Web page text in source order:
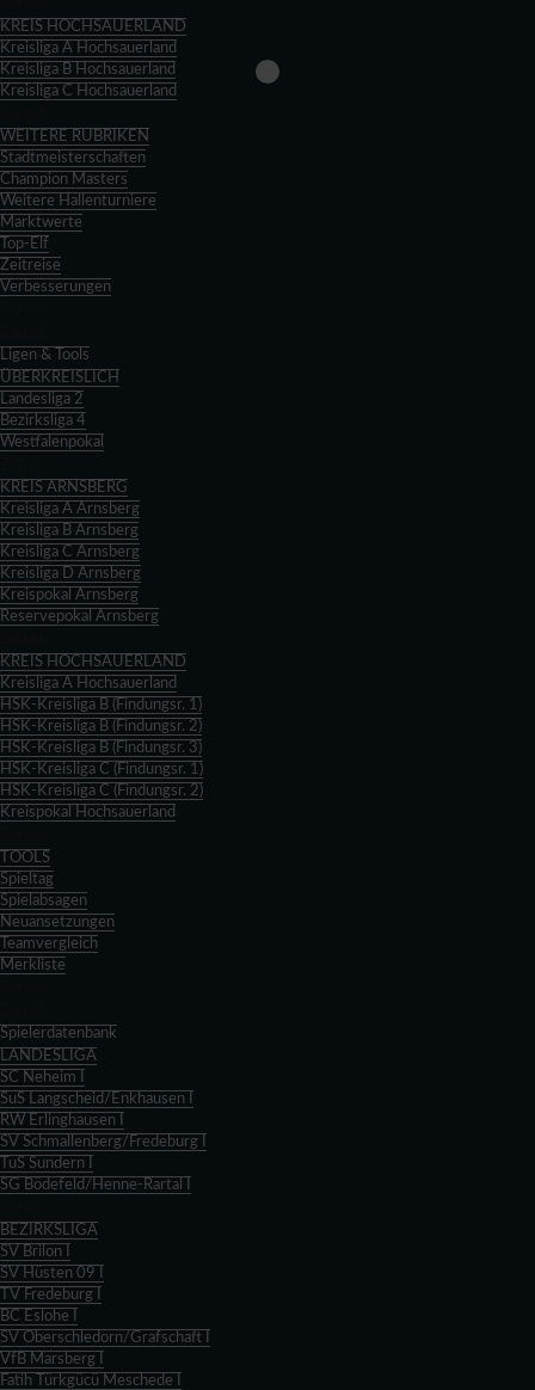
KREIS HOCHSAUERLAND
Kreisliga A Hochsauerland
Kreisliga B Hochsauerland
Kreisliga C Hochsauerland
WEITERE RUBRIKEN
Stadtmeisterschaften
Champion Masters
Weitere Hallenturniere
Marktwerte
Top-Elf
Zeitreise
Verbesserungen
Ligen & Tools
ÜBERKREISLICH
Landesliga 2
Bezirksliga 4
Westfalenpokal
KREIS ARNSBERG
Kreisliga A Arnsberg
Kreisliga B Arnsberg
Kreisliga C Arnsberg
Kreisliga D Arnsberg
Kreispokal Arnsberg
Reservepokal Arnsberg
KREIS HOCHSAUERLAND
Kreisliga A Hochsauerland
HSK-Kreisliga B (Findungsr. 1)
HSK-Kreisliga B (Findungsr. 2)
HSK-Kreisliga B (Findungsr. 3)
HSK-Kreisliga C (Findungsr. 1)
HSK-Kreisliga C (Findungsr. 2)
Kreispokal Hochsauerland
TOOLS
Spieltag
Spielabsagen
Neuansetzungen
Teamvergleich
Merkliste
Spielerdatenbank
LANDESLIGA
SC Neheim I
SuS Langscheid/Enkhausen I
RW Erlinghausen I
SV Schmallenberg/Fredeburg I
TuS Sundern I
SG Bödefeld/Henne-Rartal I
BEZIRKSLIGA
SV Brilon I
SV Hüsten 09 I
TV Fredeburg I
BC Eslohe I
SV Oberschledorn/Grafschaft I
VfB Marsberg I
Fatih Türkgücü Meschede I